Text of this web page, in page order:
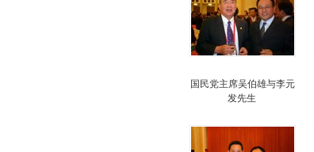
国民党主席吴伯雄与李元
发先生